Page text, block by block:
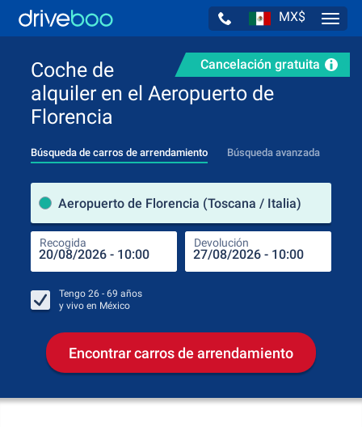
MX$
Cancelación gratuita
Coche de
alquiler en el Aeropuerto de
Florencia
Búsqueda de carros de arrendamiento Búsqueda avanzada
Aeropuerto de Florencia (Toscana / Italia)
Recogida Devolución
Tengo 26 - 69 años
y vivo en México
Encontrar carros de arrendamiento